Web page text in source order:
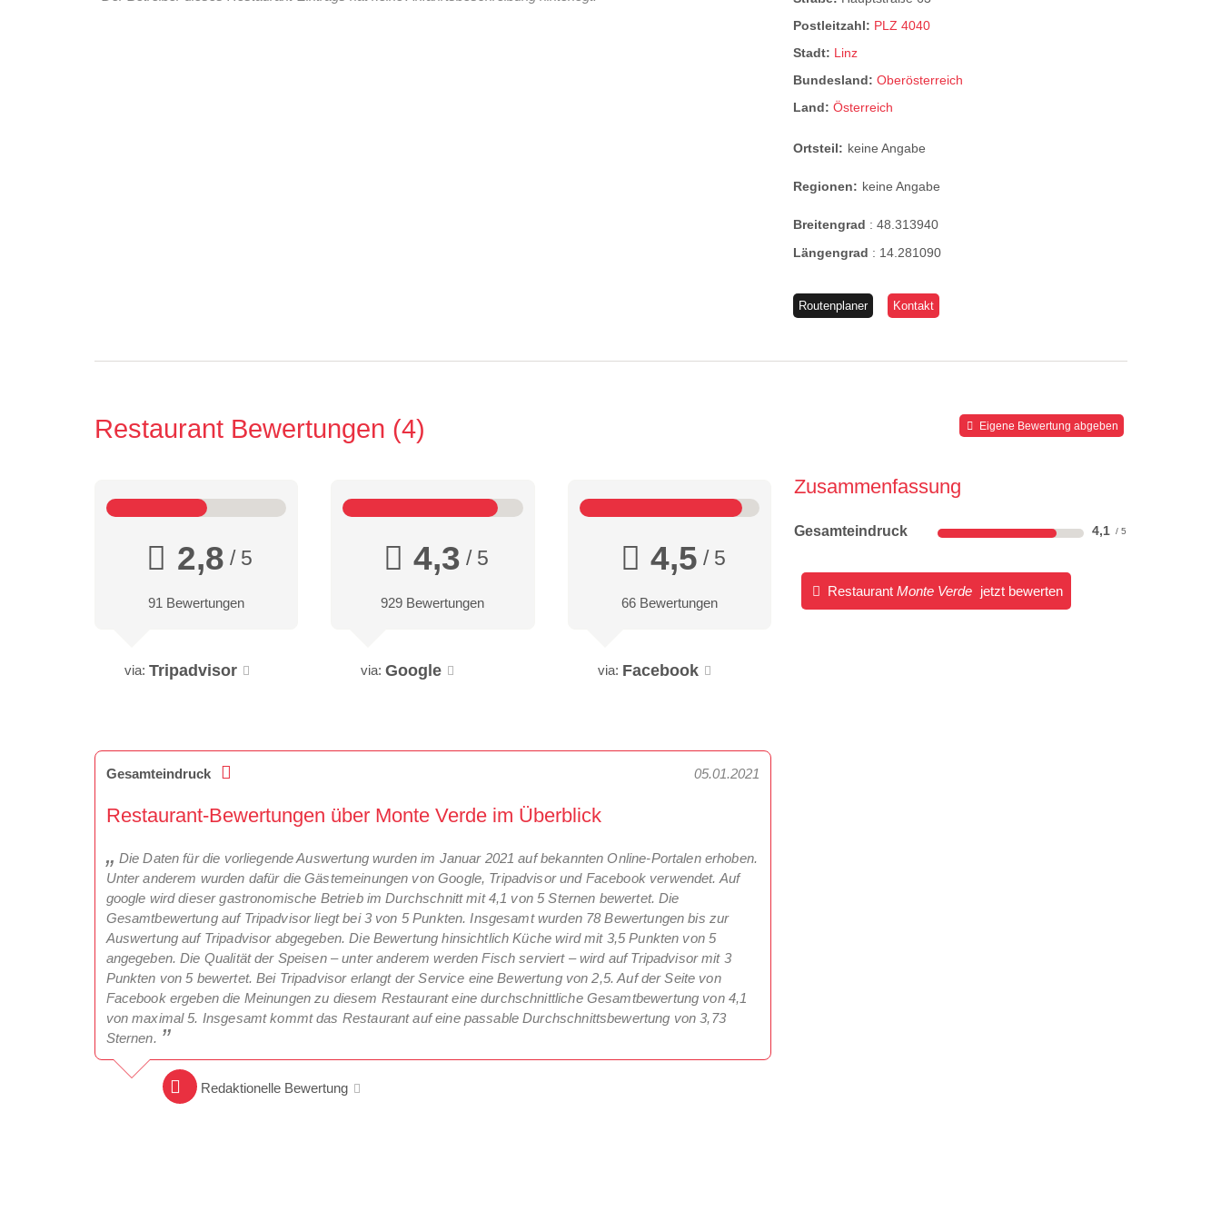
Postleitzahl: PLZ 4040
Stadt: Linz
Bundesland:Oberösterreich
Land:Österreich
Ortsteil: keine Angabe
Regionen: keine Angabe
Breitengrad :48.313940
Längengrad : 14.281090
Routenplaner Kontakt
Restaurant Bewertungen 4 Eigene Bewertung abgeben
Zusammenfassung
Gesamteindruck 4,1
RestaurantMonte Verde jetzt bewerten
2,8 / 5
91 Bewertungen
via: Tripadvisor
4,3 / 5
929 Bewertungen
via: Google
4,5 / 5
66 Bewertungen
via: Facebook
Gesamteindruck 05.01.2021
Restaurant-Bewertungen über Monte Verde im Überblick
Die Daten für die vorliegende Auswertung wurden im Januar 2021 auf bekannten Online-Portalen erhoben.
Unter anderem wurden dafür die Gästemeinungen von Google, Tripadvisor und Facebook verwendet. Auf
google wird dieser gastronomische Betrieb im Durchschnitt mit 4,1 von 5 Sternen bewertet. Die
Gesamtbewertung auf Tripadvisor liegt bei 3 von 5 Punkten. Insgesamt wurden 78 Bewertungen bis zur
Auswertung auf Tripadvisor abgegeben. Die Bewertung hinsichtlich Küche wird mit 3,5 Punkten von 5
angegeben. Die Qualität der Speisen – unter anderem werden Fisch serviert – wird auf Tripadvisor mit 3
Punkten von 5 bewertet. Bei Tripadvisor erlangt der Service eine Bewertung von 2,5. Auf der Seite von
Facebook ergeben die Meinungen zu diesem Restaurant eine durchschnittliche Gesamtbewertung von 4,1
von maximal 5. Insgesamt kommt das Restaurant auf eine passable Durchschnittsbewertung von 3,73
Sternen.
Redaktionelle Bewertung